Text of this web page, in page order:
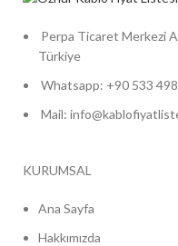
Perpa Ticaret Merkezi
Türkiye
Whatsapp: +90 533
Mail:
KURUMSAL
Ana Sayfa
Hakkımızda